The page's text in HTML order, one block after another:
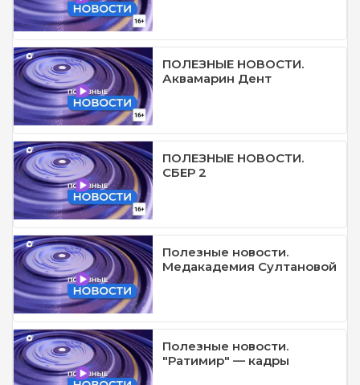
ПОЛЕЗНЫЕ НОВОСТИ.
Аквамарин Дент
ПОЛЕЗНЫЕ НОВОСТИ.
СБЕР 2
Полезные новости.
Медакадемия Султановой
Полезные новости.
"Ратимир" — кадры